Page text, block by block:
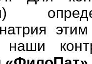
наши